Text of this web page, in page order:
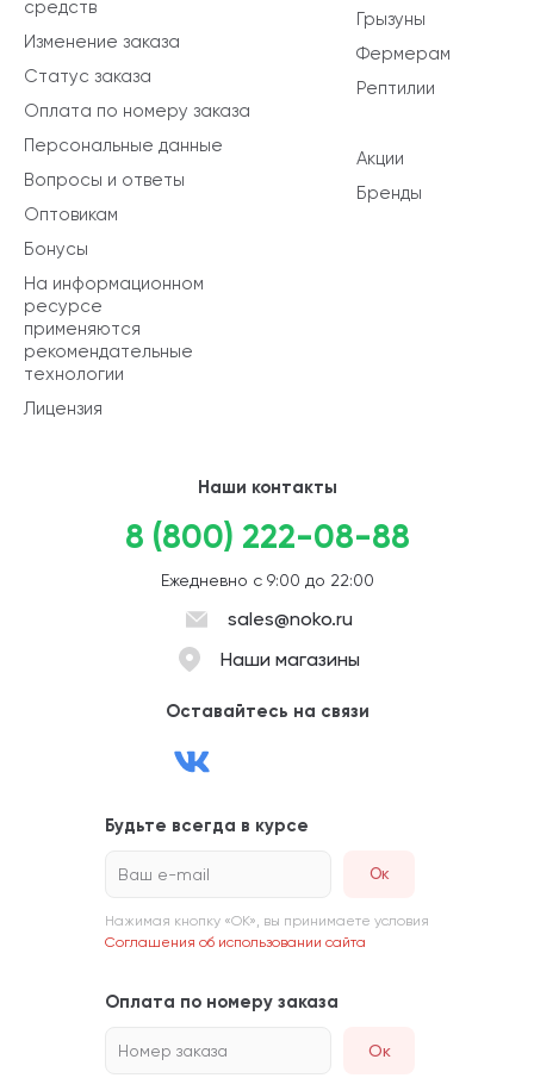
Грызуны
Фермерам
Рептилии
Акции
Бренды
средств
Изменение заказа
Статус заказа
Оплата по номеру заказа
Персональные данные
Вопросы и ответы
Оптовикам
Бонусы
На информационном
ресурсе
применяются
рекомендательные
технологии
Лицензия
Наши контакты
8 (800) 222-08-88
Ежедневно с 9:00 до 22:00
sales@noko.ru
Наши магазины
Оставайтесь на связи
Будьте всегда в курсе
Ваш e-mail
Нажимая кнопку «ОК», вы принимаете условия
Соглашения об использовании сайта
Оплата по номеру заказа
Номер заказа Ок